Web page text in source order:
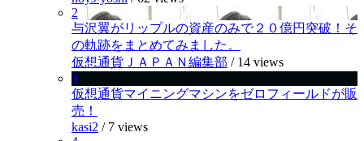
2
与沢翼がリップルの資産のみで２０億円突破！そ
の軌跡をまとめてみました。
仮想通貨ＪＡＰＡＮ編集部 / 14 views
3
仮想通貨マイニングマシンをゼロフィールドが販
売！
kasi2 / 7 views